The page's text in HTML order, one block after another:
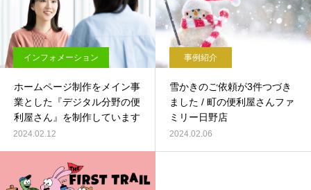
インフォメーション
ホームページ制作をメイン事
業とした『デジタル分野の便
利屋さん』を制作しています
2024.02.12
事例紹介
雪かきのご依頼が3件つづき
ました / 町の便利屋さんファ
ミリー日野店
2024.02.06